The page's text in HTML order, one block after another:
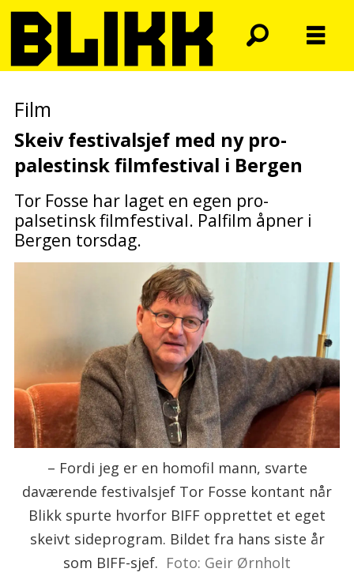
Film
Skeiv festivalsjef med nypro-
palestinsk filmfestival i Bergen
Tor Fosse har laget en egen pro-
palsetinsk filmfestival. Palfilm åpner i
Bergen torsdag.
– Fordi jeg er en homofil mann, svarte
daværende festivalsjef Tor Fosse kontant når
Blikk spurte hvorfor BIFF opprettet et eget
skeivt sideprogram. Bildet fra hans siste år
som BIFF-sjef. Foto: Geir Ørnholt